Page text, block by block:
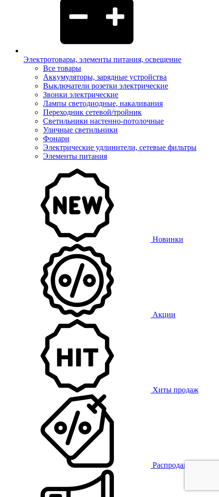
Электротовары, элементы питания, освещение
Все товары
Аккумуляторы, зарядные устройства
Выключатели розетки электрические
Звонки электрические
Лампы светодиодные, накаливания
Переходник сетевой/тройник
Светильники настенно-потолочные
Уличные светильники
Фонари
Электрические удлинители, сетевые фильтры
Элементы питания
Новинки
Акции
Хиты продаж
Распродажа